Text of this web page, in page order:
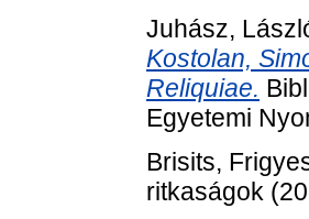
Juhász,
Kostolan,
Reliquiae.
Egyetemi
Brisits,
ritkaságok